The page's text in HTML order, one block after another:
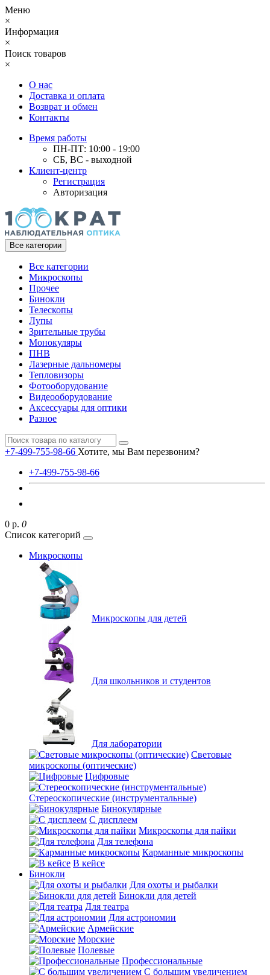
Меню
×
Информация
×
Поиск товаров
×
О нас
Доставка и оплата
Возврат и обмен
Контакты
Время работы
ПН-ПТ: 10:00 - 19:00
СБ, ВС - выходной
Клиент-центр
Регистрация
Авторизация
Все категории
Все категории
Микроскопы
Прочее
Бинокли
Телескопы
Лупы
Зрительные трубы
Монокуляры
ПНВ
Лазерные дальномеры
Тепловизоры
Фотооборудование
Видеооборудование
Аксессуары для оптики
Разное
+7-499-755-98-66 Хотите, мы Вам перезвоним?
+7-499-755-98-66
0 р. 0
Список категорий
Микроскопы
Микроскопы для детей
Для школьников и студентов
Для лаборатории
Световые
микроскопы (оптические)
Цифровые
Стереоскопические (инструментальные)
Бинокулярные
С дисплеем
Микроскопы для пайки
Для телефона
Карманные микроскопы
В кейсе
Бинокли
Для охоты и рыбалки
Бинокли для детей
Для театра
Для астрономии
Армейские
Морские
Полевые
Профессиональные
С большим увеличением